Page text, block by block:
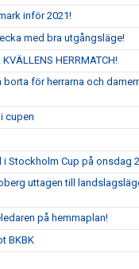
inför 2021!
med bra utgångsläge!
KVÄLLENS HERRMATCH!
för herrarna och
cupen
i Stockholm Cup på onsdag
uttagen till
på hemmaplan!
BKBK